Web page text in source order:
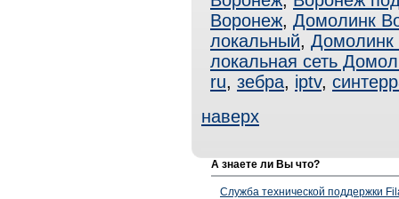
Воронеж, Домолинк
локальный, Домолинк
локальная сеть
ru, зебра, iptv,
наверх
А знаете ли Вы что?
Служба технической поддержки